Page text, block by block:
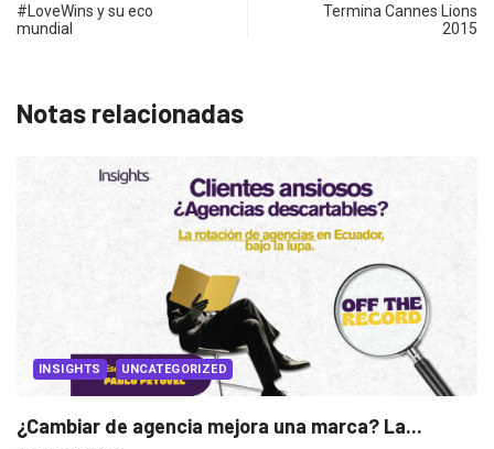
#LoveWins y su eco
mundial
Termina Cannes Lions
2015
Notas relacionadas
INSIGHTS